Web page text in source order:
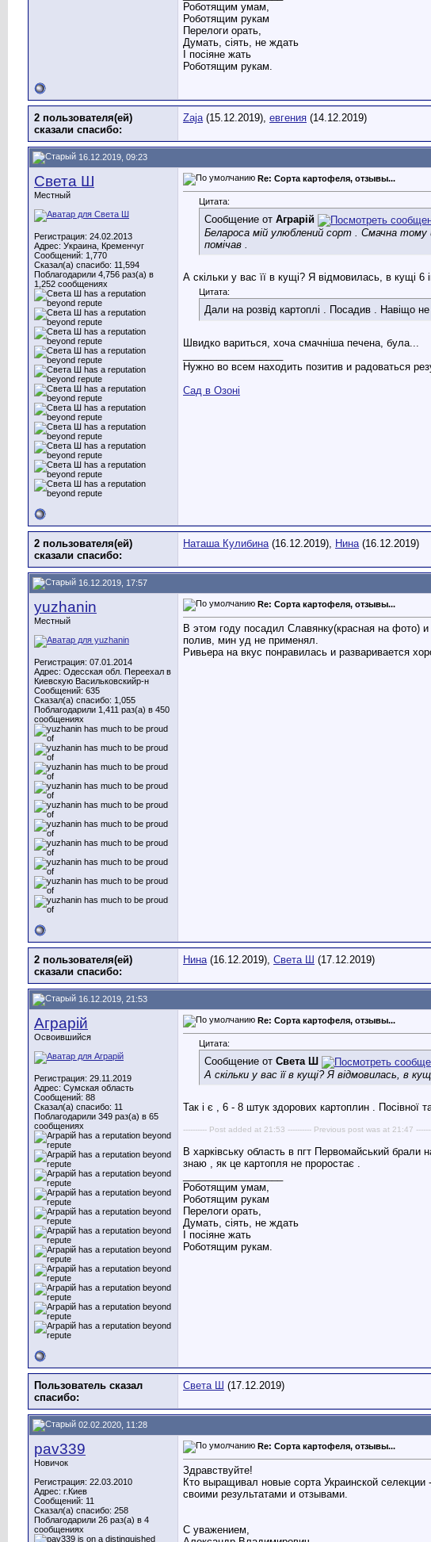
Роботящим умам,
Роботящим рукам
Перелоги орать,
Думать, сіять, не ждать
І посіяне жать
Роботящим рукам.
2 пользователя(ей)
сказали cпасибо:
Zaja(15.12.2019), евгения (14.12.2019)
16.12.2019, 09:23
Света Ш
Местный
Регистрация: 24.02.2013
Адрес: Украина, Кременчуг
Сообщений: 1,770
Сказал(а) спасибо: 11,594
Поблагодарили 4,756 раз(а) в
1,252 сообщениях
Re: Сорта картофеля, отзывы...
Цитата:
Сообщение от Аграрій
Белароса мій улюблений сорт . Смачна тому
помічав .
А скільки у вас її в кущі? Я відмовилась, в кущі 6
Цитата:
Дали на розвід картоплі . Посадив . Навіщо
Швидко вариться, хоча смачніша печена, була...
Нужно во всем находить позитив и радоваться
Сад в Озоні
2 пользователя(ей)
сказали cпасибо:
Наташа Кулибина(16.12.2019), Нина(16.12.2019)
16.12.2019, 17:57
yuzhanin
Местный
Регистрация: 07.01.2014
Адрес: Одесская обл. Переехал в
Киевскую Васильковскийр-н
Сообщений: 635
Сказал(а) спасибо: 1,055
Поблагодарили 1,411 раз(а) в 450
сообщениях
Re: Сорта картофеля, отзывы...
В этом году посадил Славянку(красная на фото)
полив, мин уд не применял.
Ривьера на вкус понравилась и разваривается
2 пользователя(ей)
сказали cпасибо:
Нина(16.12.2019), Света Ш (17.12.2019)
16.12.2019, 21:53
Аграрій
Освоившийся
Регистрация: 29.11.2019
Адрес: Сумская область
Сообщений: 88
Сказал(а) спасибо: 11
Поблагодарили 349 раз(а) в 65
сообщениях
Re: Сорта картофеля, отзывы...
Цитата:
Сообщение от Света Ш
А скільки у вас її в кущі? Я відмовилась, в
Так і є , 6 - 8 штук здорових картоплин . Посівної
---------- Post added at 21:53 ---------- Previous post was at 21:47
В харківську область в пгт Первомайський брали
знаю , як це картопля не проростає .
Роботящим умам,
Роботящим рукам
Перелоги орать,
Думать, сіять, не ждать
І посіяне жать
Роботящим рукам.
Пользователь сказал
cпасибо:
Света Ш (17.12.2019)
02.02.2020, 11:28
pav339
Новичок
Регистрация: 22.03.2010
Адрес: г.Киев
Сообщений: 11
Сказал(а) спасибо: 258
Поблагодарили 26 раз(а) в 4
сообщениях
Re: Сорта картофеля, отзывы...
Здравствуйте!
Кто выращивал новые сорта Украинской
своими результатами и отзывами.
С уважением,